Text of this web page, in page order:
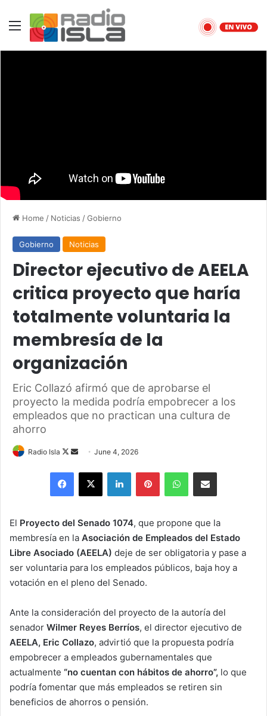
Menu
Home / Noticias /Gobierno
Gobierno Noticias
Director ejecutivo de AEELA
critica proyecto que haría
totalmente voluntaria la
membresía de la
organización
Eric Collazó afirmó que de aprobarse el
proyecto la medida podría empobrecer a los
empleados que no practican una cultura de
ahorro
Radio Isla
Follow
Send
email
June 4, 2026
Facebook
X LinkedInPinterestWhatsAppShare via Email
El Proyecto del Senado 1074, que propone que la
membresía en la Asociación de Empleados del Estado
Libre Asociado (AEELA) deje de ser obligatoria y pase a
ser voluntaria para los empleados públicos, baja hoy a
votación en el pleno del Senado.
Ante la consideración del proyecto de la autoría del
senador Wilmer Reyes Berríos, el director ejecutivo de
AEELA, Eric Collazo, advirtió que la propuesta podría
empobrecer a empleados gubernamentales que
actualmente “no cuentan con hábitos de ahorro”, lo que
podría fomentar que más empleados se retiren sin
beneficios de ahorros o pensión.